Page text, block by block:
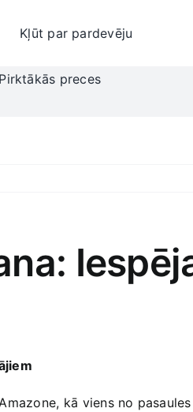
Kļūt par pardevēju
Pirktākās preces
kā⁣ viens no